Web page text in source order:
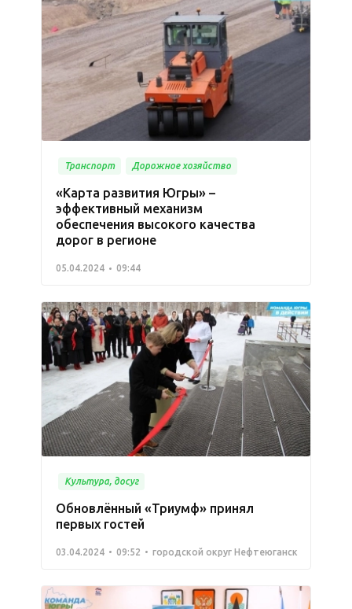
Транспорт Дорожное хозяйство
«Карта развития Югры» –
эффективный механизм
обеспечения высокого качества
дорог в регионе
05.04.2024 09:44
Культура, досуг
Обновлённый «Триумф» принял
первых гостей
03.04.2024 09:52 городской округ Нефтеюганск